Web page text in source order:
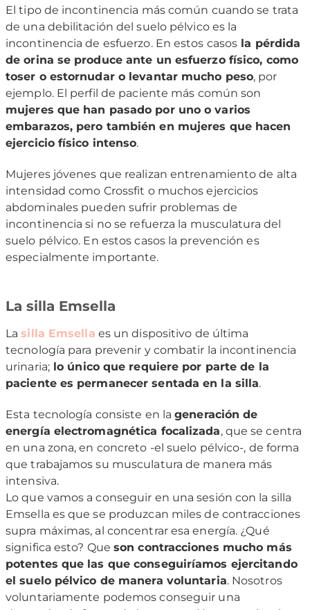
El tipo de incontinencia más común cuando se trata
de una debilitación del suelo pélvico es la
incontinencia de esfuerzo. En estos casos la pérdida
de orina se produce ante un esfuerzo físico, como
toser o estornudar o levantar mucho peso, por
ejemplo. El perfil de paciente más común son
mujeres que han pasado por uno o varios
embarazos, pero también en mujeres que hacen
ejercicio físico intenso.
Mujeres jóvenes que realizan entrenamiento de alta
intensidad como Crossfit o muchos ejercicios
abdominales pueden sufrir problemas de
incontinencia si no se refuerza la musculatura del
suelo pélvico. En estos casos la prevención es
especialmente importante.
La silla Emsella
Lasilla Emsella es un dispositivo de última
tecnología para prevenir y combatir la incontinencia
urinaria;lo único que requiere por parte de la
paciente es permanecer sentada en la silla.
Esta tecnología consiste en lageneración de
energía electromagnética focalizada, que se centra
en una zona, en concreto -el suelo pélvico-, de forma
que trabajamos su musculatura de manera más
intensiva.
Lo que vamos a conseguir en una sesión con la silla
Emsella es que se produzcan miles de contracciones
supra máximas, al concentrar esa energía. ¿Qué
significa esto? Que son contracciones mucho más
potentes que las que conseguiríamos ejercitando
el suelo pélvico de manera voluntaria. Nosotros
voluntariamente podemos conseguir una